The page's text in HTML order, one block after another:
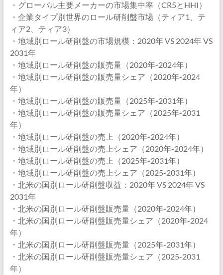
・グローバル主要メーカーの市場集中率（CR5とHHI）
・企業タイプ別世界のロール研削盤市場（ティア1、テ
ィア2、ティア3）
・地域別ロール研削盤の市場規模：2020年 VS 2024年 VS
2031年
・地域別ロール研削盤の販売量（2020年-2024年）
・地域別ロール研削盤の販売量シェア（2020年-2024
年）
・地域別ロール研削盤の販売量（2025年-2031年）
・地域別ロール研削盤の販売量シェア（2025年-2031
年）
・地域別ロール研削盤の売上（2020年-2024年）
・地域別ロール研削盤の売上シェア（2020年-2024年）
・地域別ロール研削盤の売上（2025年-2031年）
・地域別ロール研削盤の売上シェア（2025-2031年）
・北米の国別ロール研削盤収益：2020年 VS 2024年 VS
2031年
・北米の国別ロール研削盤販売量（2020年-2024年）
・北米の国別ロール研削盤販売量シェア（2020年-2024
年）
・北米の国別ロール研削盤販売量（2025年-2031年）
・北米の国別ロール研削盤販売量シェア（2025-2031
年）